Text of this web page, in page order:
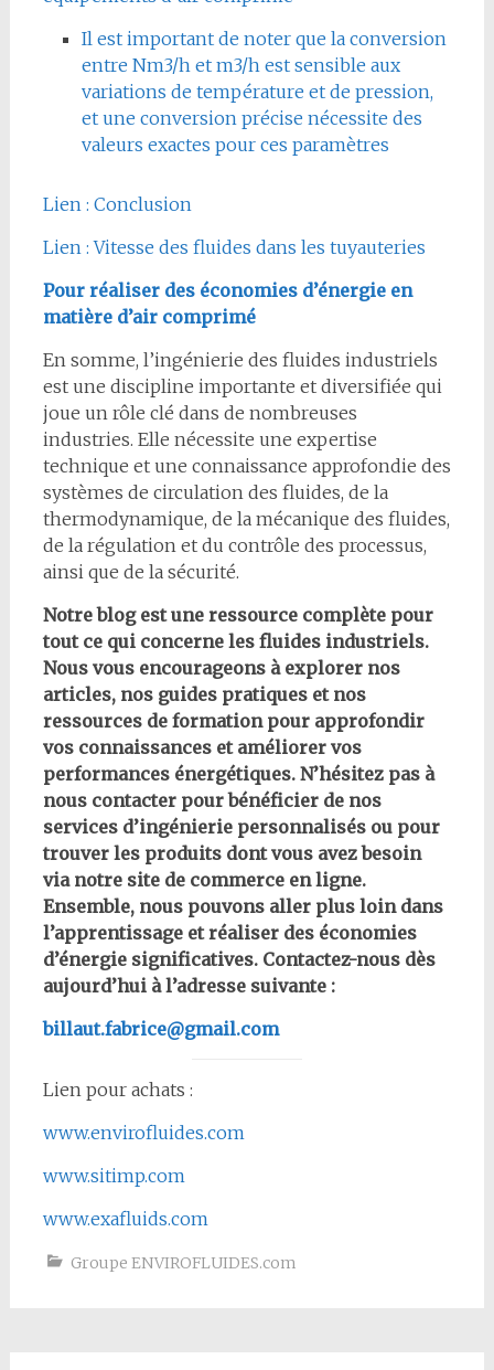
Il est important de noter que la conversion
entre Nm3/h et m3/h est sensible aux
variations de température et de pression,
et une conversion précise nécessite des
valeurs exactes pour ces paramètres
Lien : Conclusion
Lien : Vitesse des fluides dans les tuyauteries
Pour réaliser des économies d’énergie en
matière d’air comprimé
En somme, l’ingénierie des fluides industriels
est une discipline importante et diversifiée qui
joue un rôle clé dans de nombreuses
industries. Elle nécessite une expertise
technique et une connaissance approfondie des
systèmes de circulation des fluides, de la
thermodynamique, de la mécanique des fluides,
de la régulation et du contrôle des processus,
ainsi que de la sécurité.
Notre blog est une ressource complète pour
tout ce qui concerne les fluides industriels.
Nous vous encourageons à explorer nos
articles, nos guides pratiques et nos
ressources de formation pour approfondir
vos connaissances et améliorer vos
performances énergétiques. N’hésitez pas à
nous contacter pour bénéficier de nos
services d’ingénierie personnalisés ou pour
trouver les produits dont vous avez besoin
via notre site de commerce en ligne.
Ensemble, nous pouvons aller plus loin dans
l’apprentissage et réaliser des économies
d’énergie significatives. Contactez-nous dès
aujourd’hui à l’adresse suivante :
billaut.fabrice@gmail.com
Lien pour achats :
www.envirofluides.com
www.sitimp.com
www.exafluids.com
Groupe ENVIROFLUIDES.com